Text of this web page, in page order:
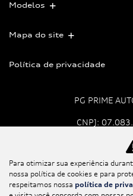
Modelos
Mapa do site
Política de privacidade
PG PRIME
CNPJ:
No trânsito, enxergar
outro salva vidas.
Para otimizar sua experiência
nossa política de cookies e para
respeitamos nossa política de